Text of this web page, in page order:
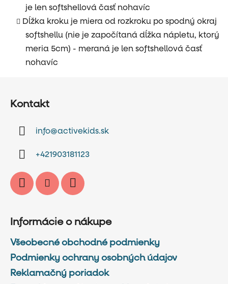
je len softshellová časť nohavíc
Dĺžka kroku je miera od rozkroku po spodný okraj
softshellu (nie je započítaná dĺžka nápletu, ktorý
meria 5cm) - meraná je len softshellová časť
nohavíc
Kontakt
info@activekids.sk
+421903181123
Informácie o nákupe
Všeobecné obchodné podmienky
Podmienky ochrany osobných údajov
Reklamačný poriadok